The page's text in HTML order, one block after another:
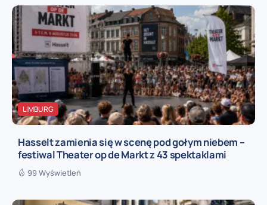
LIMBURG
Hasselt zamienia się w scenę pod gołym niebem –
festiwal Theater op de Markt z 43 spektaklami
99 Wyświetleń